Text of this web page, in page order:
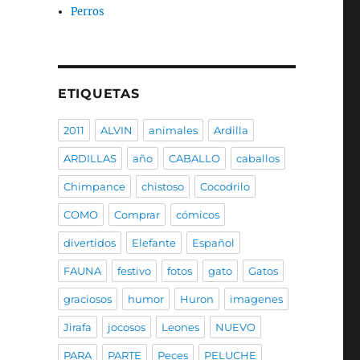
Perros
ETIQUETAS
2011 ALVIN animales Ardilla
ARDILLAS año CABALLO caballos
Chimpance chistoso Cocodrilo
COMO Comprar cómicos
divertidos Elefante Español
FAUNA festivo fotos gato Gatos
graciosos humor Huron imagenes
Jirafa jocosos Leones NUEVO
PARA PARTE Peces PELUCHE